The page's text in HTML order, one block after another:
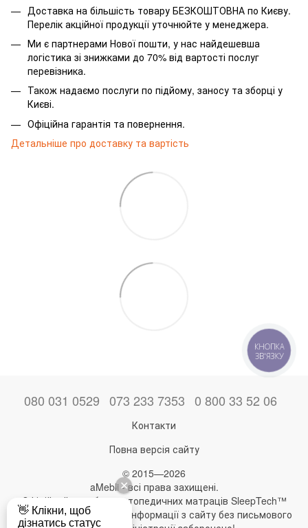
Доставка на більшість товару БЕЗКОШТОВНА по Києву.
Перелік акційної продукції уточнюйте у менеджера.
Ми є партнерами Нової пошти, у нас найдешевша
логістика зі знижками до 70% від вартості послуг
перевізника.
Також надаємо послуги по підйому, заносу та зборці у
Києві.
Офіційна гарантія та повернення.
Детальніше про доставку та вартість
080 031 0529 073 233 7353 0 800 33 52 06
Контакти
Повна версія сайту
© 2015—2026
aMebli - всі права захищені.
Офіційний виробник ортопедичних матраців SleepTech™
Будь-яке використання інформації з сайту без письмового
КНОПКА
ЗВ'ЯЗКУ